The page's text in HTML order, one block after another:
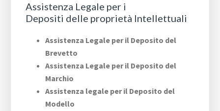
Assistenza Legale per i
Depositi delle proprietà Intellettuali
Assistenza Legale per il Deposito del
Brevetto
Assistenza Legale per il Deposito del
Marchio
Assistenza legale per il Deposito del
Modello